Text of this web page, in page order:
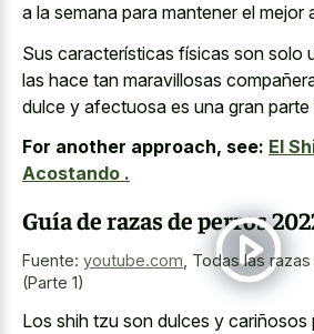
a la semana para mantener el mejor
Sus características físicas son solo
las hace tan maravillosas
dulce y afectuosa es una gran
For another approach, see: El
Acostando .
Guía de razas de perros
Fuente: youtube.com Todas las
(Parte 1)
Los shih tzu son dulces y cariñosos